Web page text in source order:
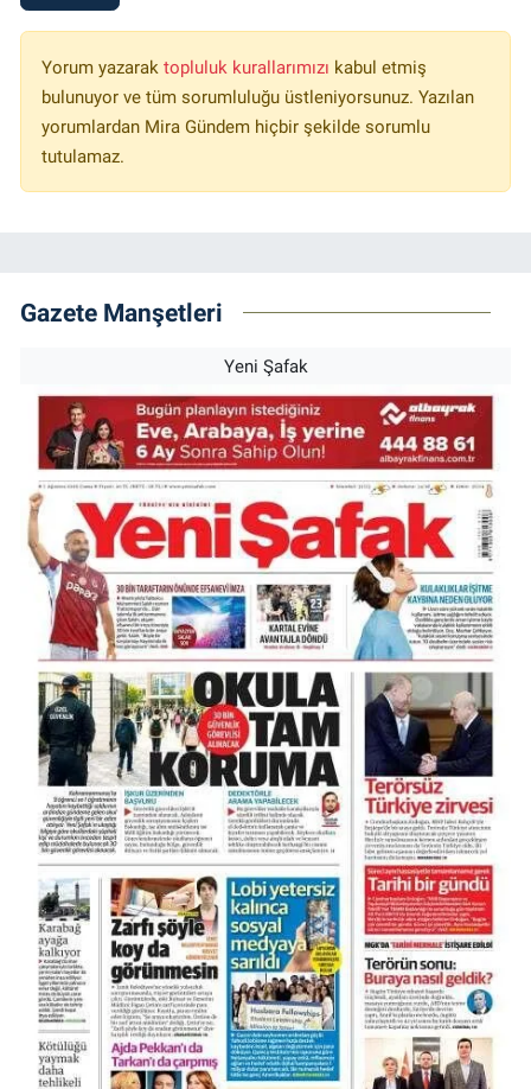
Yorum yazarak topluluk kurallarımızı kabul etmiş
bulunuyor ve tüm sorumluluğu üstleniyorsunuz. Yazılan
yorumlardan Mira Gündem hiçbir şekilde sorumlu
tutulamaz.
Gazete Manşetleri
Yeni Şafak